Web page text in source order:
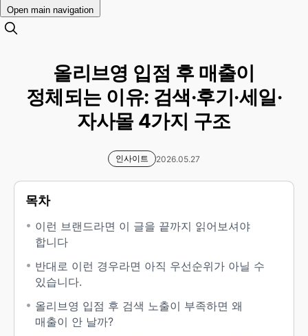
Open main navigation
올리브영 입점 후 매출이
정체되는 이유: 검색·후기·세일·
자사몰 4가지 구조
인사이트 2026.05.27
목차
이런 브랜드라면 이 글을 끝까지 읽어보셔야
합니다
반대로 이런 경우라면 아직 우선순위가 아닐 수
있습니다.
올리브영 입점 후 검색 노출이 부족하면 왜
매출이 안 날까?